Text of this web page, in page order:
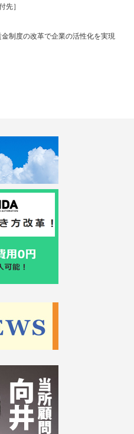
］
制度の改革で企業の活性化を実現